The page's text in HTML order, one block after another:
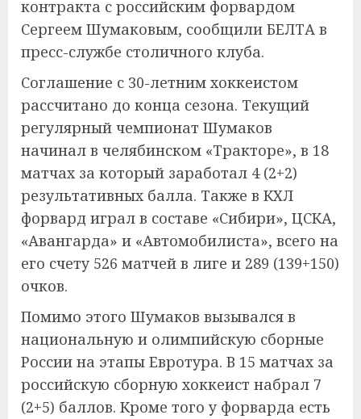
контракта с российским форвардом
Сергеем Шумаковым, сообщили БЕЛТА в
пресс-службе столичного клуба.
Соглашение с 30-летним хоккеистом
рассчитано до конца сезона. Текущий
регулярный чемпионат Шумаков
начинал в челябинском «Тракторе», в 18
матчах за который заработал 4 (2+2)
результативных балла. Также в КХЛ
форвард играл в составе «Сибири», ЦСКА,
«Авангарда» и «Автомобилиста», всего на
его счету 526 матчей в лиге и 289 (139+150)
очков.
Помимо этого Шумаков вызывался в
национальную и олимпийскую сборные
России на этапы Евротура. В 15 матчах за
российскую сборную хоккеист набрал 7
(2+5) баллов. Кроме того у форварда есть